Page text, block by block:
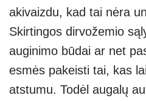
akivaizdu, kad tai nėra
Skirtingos dirvožemio
auginimo būdai ar net
esmės pakeisti tai, kas
atstumu. Todėl augalų